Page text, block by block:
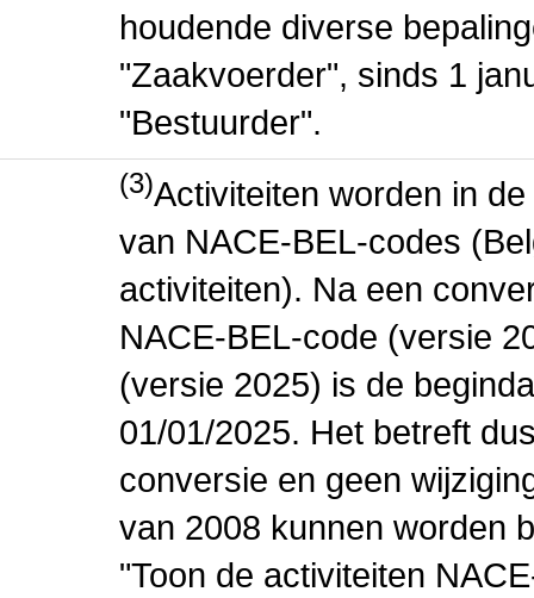
houdende diverse
"Zaakvoerder", sinds 1
"Bestuurder".
(3)Activiteiten worden in
van NACE-BEL-codes
activiteiten). Na een
NACE-BEL-code (versie
(versie 2025) is de
01/01/2025. Het betreft
conversie en geen
van 2008 kunnen worden
"Toon de activiteiten